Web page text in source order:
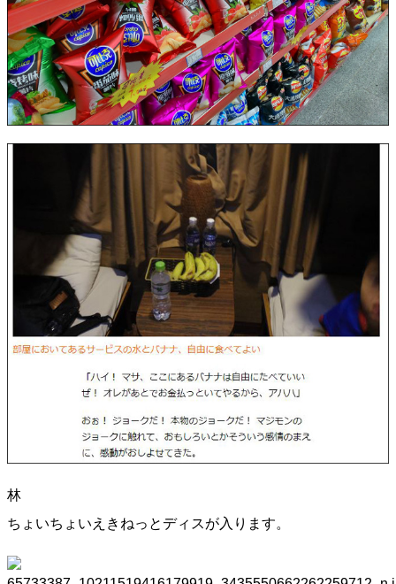
林
ちょいちょいえきねっとディスが入ります。